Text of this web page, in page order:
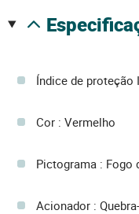
Índice de proteção
Cor : Vermelho
Pictograma : Fogo
Acionador :